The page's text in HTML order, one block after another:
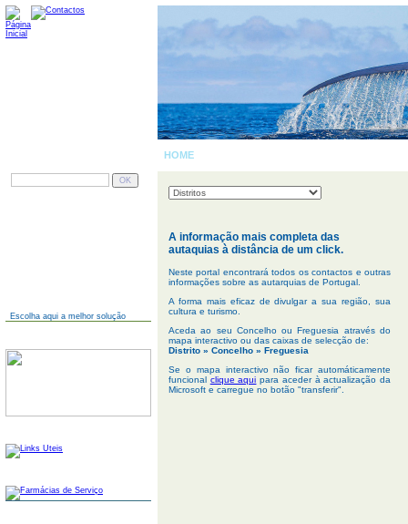
Escolha aqui a melhor solução
HOME
A informação mais completa das
autaquias à distância de um click.
Neste portal encontrará todos os contactos e outras
informações sobre as autarquias de Portugal.
A forma mais eficaz de divulgar a sua região, sua
cultura e turismo.
Aceda ao seu Concelho ou Freguesia através do
mapa interactivo ou das caixas de selecção de:
Distrito » Concelho » Freguesia
Se o mapa interactivo não ficar automáticamente
funcional clique aqui para aceder à actualização da
Microsoft e carregue no botão "transferir".